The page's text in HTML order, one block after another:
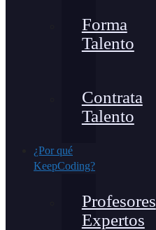
Forma
Talento
Contrata
Talento
¿Por qué
KeepCoding?
Profesores
Expertos